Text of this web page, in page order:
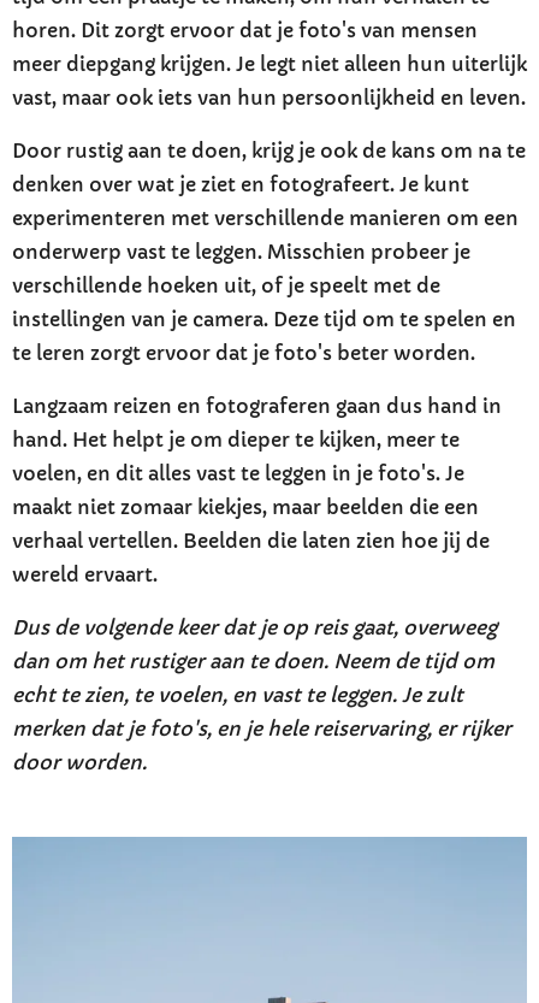
horen. Dit zorgt ervoor dat je foto's van mensen
meer diepgang krijgen. Je legt niet alleen hun uiterlijk
vast, maar ook iets van hun persoonlijkheid en leven.
Door rustig aan te doen, krijg je ook de kans om na te
denken over wat je ziet en fotografeert. Je kunt
experimenteren met verschillende manieren om een
onderwerp vast te leggen. Misschien probeer je
verschillende hoeken uit, of je speelt met de
instellingen van je camera. Deze tijd om te spelen en
te leren zorgt ervoor dat je foto's beter worden.
Langzaam reizen en fotograferen gaan dus hand in
hand. Het helpt je om dieper te kijken, meer te
voelen, en dit alles vast te leggen in je foto's. Je
maakt niet zomaar kiekjes, maar beelden die een
verhaal vertellen. Beelden die laten zien hoe jij de
wereld ervaart.
Dus de volgende keer dat je op reis gaat, overweeg
dan om het rustiger aan te doen. Neem de tijd om
echt te zien, te voelen, en vast te leggen. Je zult
merken dat je foto's, en je hele reiservaring, er rijker
door worden.